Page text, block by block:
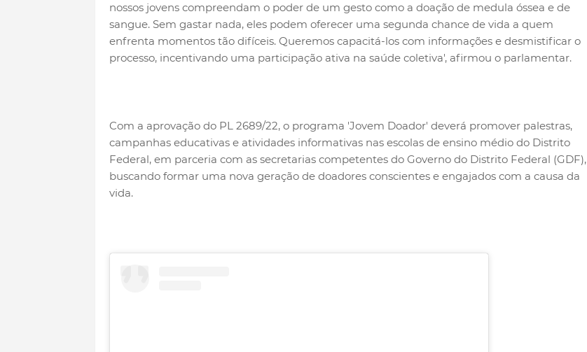
nossos jovens compreendam o poder de um gesto como a doação de medula óssea e de
sangue. Sem gastar nada, eles podem oferecer uma segunda chance de vida a quem
enfrenta momentos tão difíceis. Queremos capacitá-los com informações e desmistificar o
processo, incentivando uma participação ativa na saúde coletiva', afirmou o parlamentar.
Com a aprovação do PL 2689/22, o programa 'Jovem Doador' deverá promover palestras,
campanhas educativas e atividades informativas nas escolas de ensino médio do Distrito
Federal, em parceria com as secretarias competentes do Governo do Distrito Federal (GDF),
buscando formar uma nova geração de doadores conscientes e engajados com a causa da
vida.